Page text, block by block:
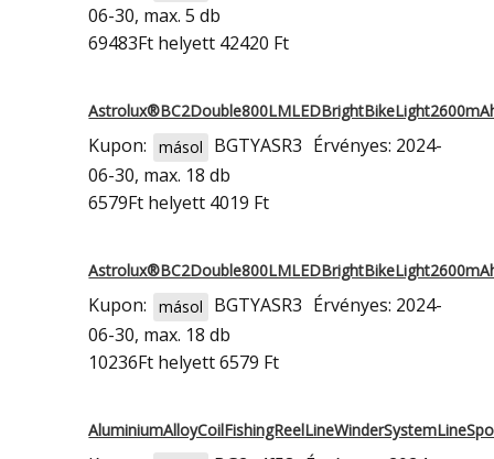
06-30, max. 5 db
69483Ft helyett 42420 Ft
Kupon: másol BGTYASR3 Érvényes: 2024-
06-30, max. 18 db
6579Ft helyett 4019 Ft
Kupon: másol BGTYASR3 Érvényes: 2024-
06-30, max. 18 db
10236Ft helyett 6579 Ft